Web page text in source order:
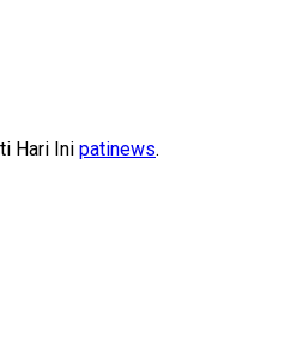
Hari Ini patinews.